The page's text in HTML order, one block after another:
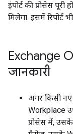
इंपोर्ट की प्रोसेस
मिलेगा. इसमें रिपोर्ट
Exchange
जानकारी
अगर किसी नए
Workplace
प्रोसेस में,